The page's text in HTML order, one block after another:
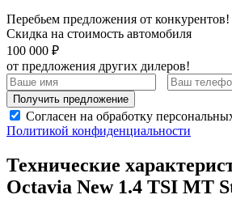
Перебьем предложения от конкурентов!
Скидка на стоимость автомобиля
100 000 ₽
от предложения других дилеров!
Получить предложение
Согласен на обработку
Политикой конфиденциальности
Технические
Octavia New 1.4 TSI MT